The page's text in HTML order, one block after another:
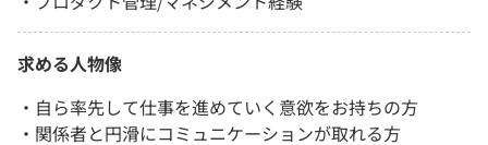
求める人物像
・自ら率先して仕事を進めていく意欲をお持ちの方
・関係者と円滑にコミュニケーションが取れる方